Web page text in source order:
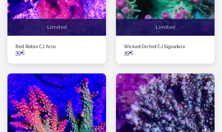
Limited
Red Robin CJ Acro
39€
Limited
Wicked Orchid CJ Signature
39€